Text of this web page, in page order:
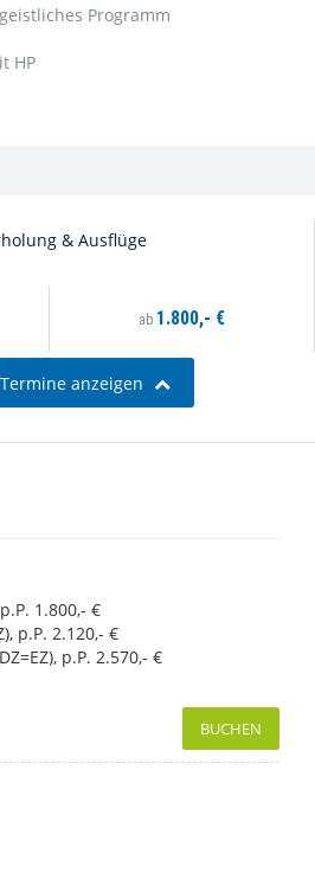
Programm
HP
& Ausflüge
ab 1.800,- €
anzeigen
1.800,- €
p.P. 2.120,- €
p.P. 2.570,- €
BUCHEN